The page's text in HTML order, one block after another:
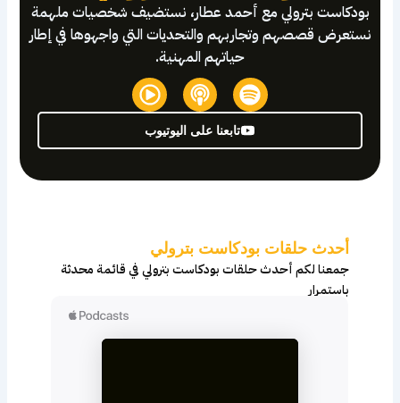
بودكاست بترولي مع أحمد عطار، نستضيف شخصيات ملهمة
نستعرض قصصهم وتجاربهم والتحديات التي واجهوها في إطار
حياتهم المهنية.
S
p
o
t
i
P
o
d
c
a
P
l
a
y
-
c
l
تابعنا على اليوتيوب
أحدث حلقات بودكاست بترولي
جمعنا لكم أحدث حلقات بودكاست بترولي في قائمة محدثة
باستمرار